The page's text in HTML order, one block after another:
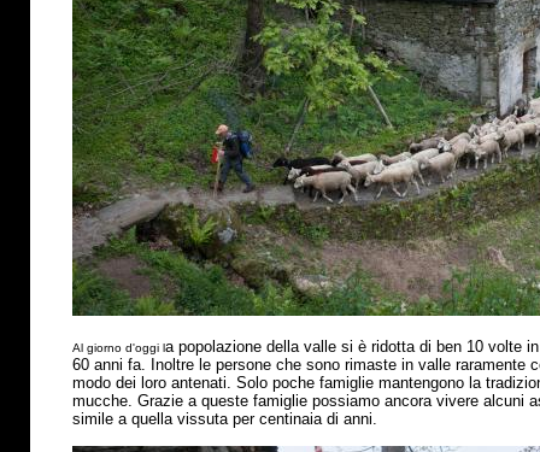
Al giorno d'oggi la popolazione della valle si è ridotta di ben 10 volte
60 anni fa. Inoltre le persone che sono rimaste in valle raramente
modo dei loro antenati. Solo poche famiglie mantengono la
mucche. Grazie a queste famiglie possiamo ancora vivere alcuni
simile a quella vissuta per centinaia di anni.